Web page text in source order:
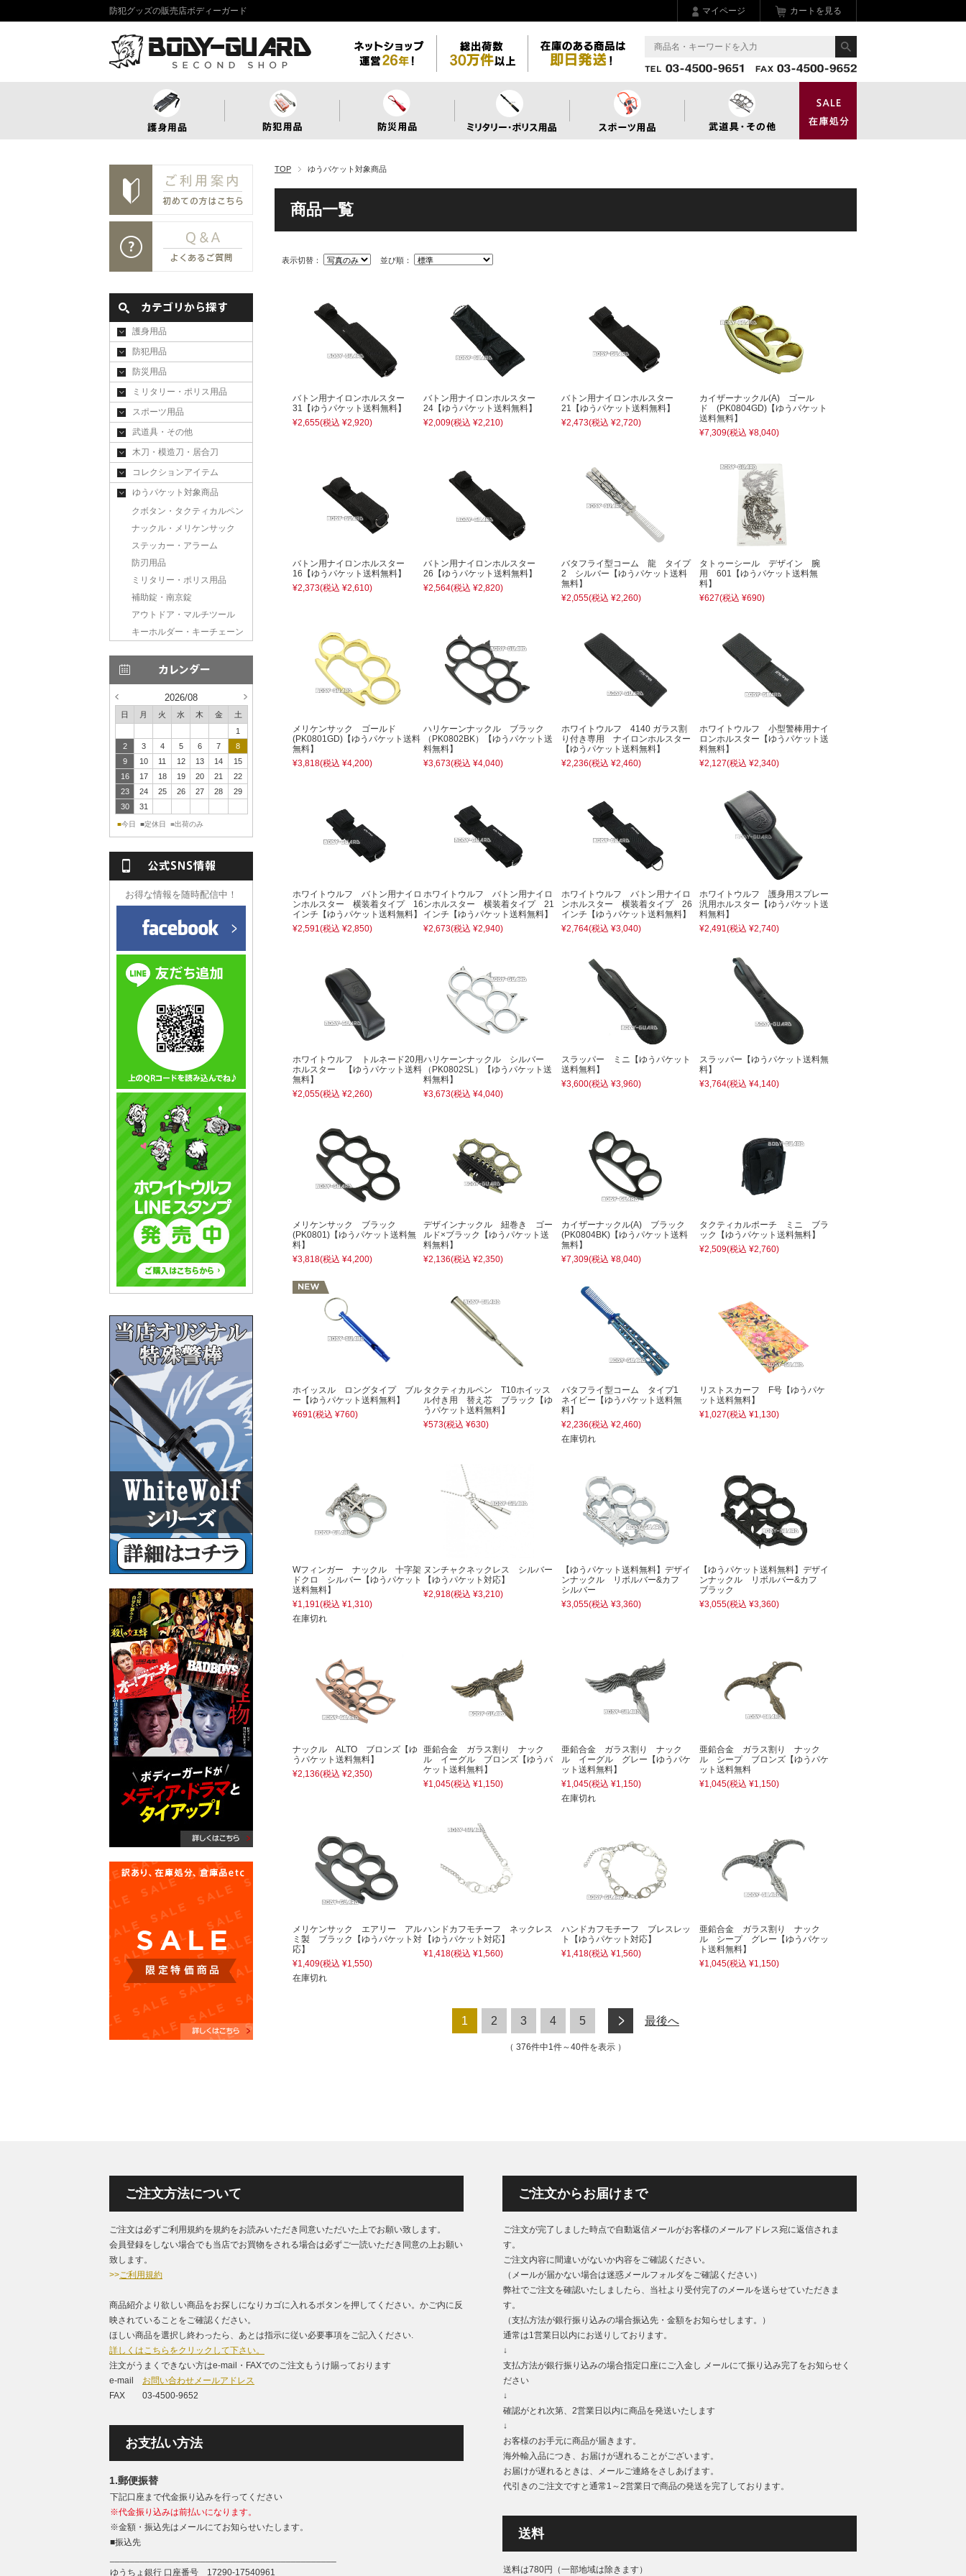
防犯グッズの販売店ボディーガード マイページ カートを見る
TOP ゆうパケット対象商品
表示切替： 並び順：
商品一覧
バトン用ナイロンホルスター
31【ゆうパケット送料無料】
¥2,655(税込 ¥2,920)
バトン用ナイロンホルスター
24【ゆうパケット送料無料】
¥2,009(税込 ¥2,210)
バトン用ナイロンホルスター
21【ゆうパケット送料無料】
¥2,473(税込 ¥2,720)
カイザーナックル(A) ゴール
ド (PK0804GD)【ゆうパケット
送料無料】
¥7,309(税込 ¥8,040)
バトン用ナイロンホルスター
16【ゆうパケット送料無料】
¥2,373(税込 ¥2,610)
バトン用ナイロンホルスター
26【ゆうパケット送料無料】
¥2,564(税込 ¥2,820)
バタフライ型コーム 龍 タイプ
2 シルバー【ゆうパケット送料
無料】
¥2,055(税込 ¥2,260)
タトゥーシール デザイン 腕
用 601【ゆうパケット送料無
料】
¥627(税込 ¥690)
メリケンサック ゴールド
(PK0801GD)【ゆうパケット送料
無料】
¥3,818(税込 ¥4,200)
ハリケーンナックル ブラック
（PK0802BK）【ゆうパケット送
料無料】
¥3,673(税込 ¥4,040)
ホワイトウルフ 4140 ガラス割
り付き専用 ナイロンホルスター
【ゆうパケット送料無料】
¥2,236(税込 ¥2,460)
ホワイトウルフ 小型警棒用ナイ
ロンホルスター【ゆうパケット送
料無料】
¥2,127(税込 ¥2,340)
ホワイトウルフ バトン用ナイロ
ンホルスター 横装着タイプ 16
インチ【ゆうパケット送料無料】
¥2,591(税込 ¥2,850)
ホワイトウルフ バトン用ナイロ
ンホルスター 横装着タイプ 21
インチ【ゆうパケット送料無料】
¥2,673(税込 ¥2,940)
ホワイトウルフ バトン用ナイロ
ンホルスター 横装着タイプ 26
インチ【ゆうパケット送料無料】
¥2,764(税込 ¥3,040)
ホワイトウルフ 護身用スプレー
汎用ホルスター【ゆうパケット送
料無料】
¥2,491(税込 ¥2,740)
ホワイトウルフ トルネード20用
ホルスター 【ゆうパケット送料
無料】
¥2,055(税込 ¥2,260)
ハリケーンナックル シルバー
（PK0802SL）【ゆうパケット送
料無料】
¥3,673(税込 ¥4,040)
スラッパー ミニ【ゆうパケット
送料無料】
¥3,600(税込 ¥3,960)
スラッパー【ゆうパケット送料無
料】
¥3,764(税込 ¥4,140)
メリケンサック ブラック
(PK0801)【ゆうパケット送料無
料】
¥3,818(税込 ¥4,200)
デザインナックル 紐巻き ゴー
ルド×ブラック【ゆうパケット送
料無料】
¥2,136(税込 ¥2,350)
カイザーナックル(A) ブラック
(PK0804BK)【ゆうパケット送料
無料】
¥7,309(税込 ¥8,040)
タクティカルポーチ ミニ ブラ
ック【ゆうパケット送料無料】
¥2,509(税込 ¥2,760)
ホイッスル ロングタイプ ブル
ー【ゆうパケット送料無料】
¥691(税込 ¥760)
タクティカルペン T10ホイッス
ル付き用 替え芯 ブラック【ゆ
うパケット送料無料】
¥573(税込 ¥630)
バタフライ型コーム タイプ1
ネイビー【ゆうパケット送料無
料】
¥2,236(税込 ¥2,460)
在庫切れ
リストスカーフ F号【ゆうパケ
ット送料無料】
¥1,027(税込 ¥1,130)
Wフィンガー ナックル 十字架
ドクロ シルバー【ゆうパケット
送料無料】
¥1,191(税込 ¥1,310)
在庫切れ
ヌンチャクネックレス シルバー
【ゆうパケット対応】
¥2,918(税込 ¥3,210)
【ゆうパケット送料無料】デザイ
ンナックル リボルバー&カフ
シルバー
¥3,055(税込 ¥3,360)
【ゆうパケット送料無料】デザイ
ンナックル リボルバー&カフ
ブラック
¥3,055(税込 ¥3,360)
ナックル ALTO ブロンズ【ゆ
うパケット送料無料】
¥2,136(税込 ¥2,350)
亜鉛合金 ガラス割り ナック
ル イーグル ブロンズ【ゆうパ
ケット送料無料】
¥1,045(税込 ¥1,150)
亜鉛合金 ガラス割り ナック
ル イーグル グレー【ゆうパケ
ット送料無料】
¥1,045(税込 ¥1,150)
在庫切れ
亜鉛合金 ガラス割り ナック
ル シープ ブロンズ【ゆうパケ
ット送料無料
¥1,045(税込 ¥1,150)
メリケンサック エアリー アル
ミ製 ブラック【ゆうパケット対
応】
¥1,409(税込 ¥1,550)
在庫切れ
ハンドカフモチーフ ネックレス
【ゆうパケット対応】
¥1,418(税込 ¥1,560)
ハンドカフモチーフ ブレスレッ
ト【ゆうパケット対応】
¥1,418(税込 ¥1,560)
亜鉛合金 ガラス割り ナック
ル シープ グレー【ゆうパケッ
ト送料無料】
¥1,045(税込 ¥1,150)
376件中1件～40件を表示
1 2 3 4 5 最後へ
護身用品
防犯用品
防災用品
ミリタリー・ポリス用品
スポーツ用品
武道具・その他
木刀・模造刀・居合刀
コレクションアイテム
ゆうパケット対象商品
クボタン・タクティカルペン
ナックル・メリケンサック
ステッカー・アラーム
防刃用品
ミリタリー・ポリス用品
補助錠・南京錠
アウトドア・マルチツール
キーホルダー・キーチェーン
2026/08
日 月 火 水 木 金
土
1
2
3 4 5 6 7
8
9
10 11 12 13 14
15
16
17 18 19 20 21
22
23
24 25 26 27 28
29
30
31
■今日 ■定休日 ■出荷のみ
お得な情報を随時配信中！
ご注文方法について
ご注文は必ずご利用規約を規約をお読みいただき同意いただいた上でお願い致します。
会員登録をしない場合でも当店でお買物をされる場合は必ずご一読いただき同意の上お願い
致します。
>>ご利用規約
商品紹介より欲しい商品をお探しになりカゴに入れるボタンを押してください。かご内に反
映されていることをご確認ください。
ほしい商品を選択し終わったら、あとは指示に従い必要事項をご記入ください.
詳しくはこちらをクリックして下さい。
注文がうまくできない方はe-mail・FAXでのご注文もうけ賜っております
e-mail お問い合わせメールアドレス
FAX 03-4500-9652
お支払い方法
1.郵便振替
下記口座まで代金振り込みを行ってください
※代金振り込みは前払いになります。
※金額・振込先はメールにてお知らせいたします。
■振込先
ゆうちょ銀行 口座番号 17290-17540961
ご注文からお届けまで
ご注文が完了しました時点で自動返信メールがお客様のメールアドレス宛に返信されま
す。
ご注文内容に間違いがないか内容をご確認ください。
（メールが届かない場合は迷惑メールフォルダをご確認ください）
弊社でご注文を確認いたしましたら、当社より受付完了のメールを送らせていただきま
す。
（支払方法が銀行振り込みの場合振込先・金額をお知らせします。）
通常は1営業日以内にお送りしております。
↓
支払方法が銀行振り込みの場合指定口座にご入金し メールにて振り込み完了をお知らせく
ださい
↓
確認がとれ次第、2営業日以内に商品を発送いたします
↓
お客様のお手元に商品が届きます。
海外輸入品につき、お届けが遅れることがございます。
お届けが遅れるときは、メールご連絡をさしあげます。
代引きのご注文ですと通常1～2営業日で商品の発送を完了しております。
送料
送料は780円（一部地域は除きます）